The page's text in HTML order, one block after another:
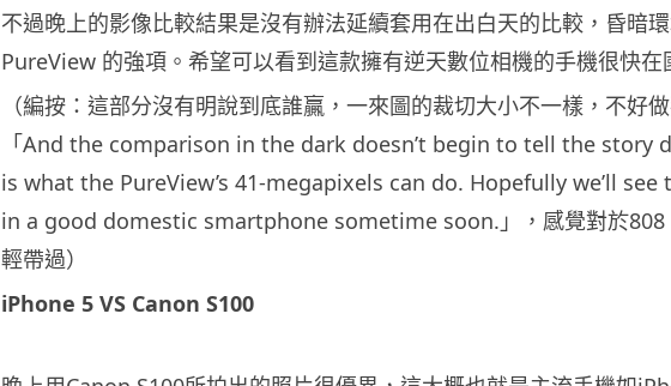
不過晚上的影像比較結果是沒有辦法延續套用在出白天的比較，昏暗
PureView 的強項。希望可以看到這款擁有逆天數位相機的手機很快在
（編按：這部分沒有明說到底誰贏，一來圖的裁切大小不一樣，不好
「And the comparison in the dark doesn’t begin to tell the story
is what the PureView’s 41-megapixels can do. Hopefully we’ll
in a good domestic smartphone sometime soon.」，感覺對於808
輕帶過）
iPhone 5 VS Canon S100